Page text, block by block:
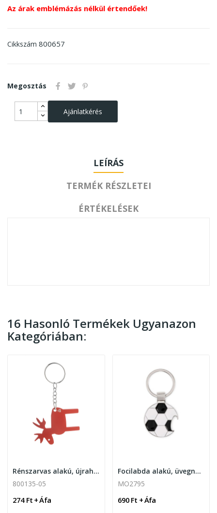
Az árak emblémázás nélkül értendőek!
Cikkszám 800657
Megosztás
Ajánlatkérés
LEÍRÁS
TERMÉK RÉSZLETEI
ÉRTÉKELÉSEK
16 Hasonló Termékek Ugyanazon
Kategóriában:
Rénszarvas alakú, újrahasznosított alumínium...
800135-05
274 Ft + Áfa
Focilabda alakú, üvegnyitós kulcstartó
MO2795
690 Ft + Áfa